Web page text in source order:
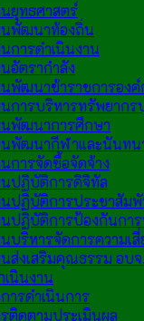
ยุทธศาสตร์
พัฒนาท้องถิ่น
การดำเนินงาน
อัตรากำลัง
พัฒนาข้าราชการองค์
การบริหารทรัพยากร
พัฒนาการศึกษา
พัฒนากีฬาและนันทน
การจัดซื้อจัดจ้าง
ปฏิบัติการดิจิทัล
ปฏิบัติการประชาสัม
ปฏิบัติการป้องกันกา
บริหารจัดการความเสี่
ส่งเสริมคุณธรรม อบ
เนินงาน
ารดำเนินการ
ติดตามประเมินผล